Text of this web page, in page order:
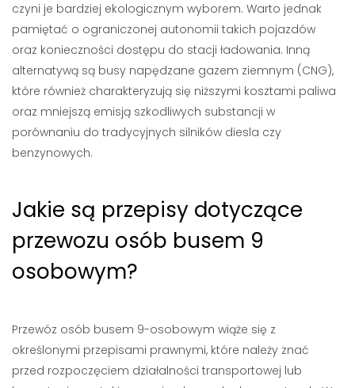
czyni je bardziej ekologicznym wyborem. Warto jednak
pamiętać o ograniczonej autonomii takich pojazdów
oraz konieczności dostępu do stacji ładowania. Inną
alternatywą są busy napędzane gazem ziemnym (CNG),
które również charakteryzują się niższymi kosztami paliwa
oraz mniejszą emisją szkodliwych substancji w
porównaniu do tradycyjnych silników diesla czy
benzynowych.
Jakie są przepisy dotyczące
przewozu osób busem 9
osobowym?
Przewóz osób busem 9-osobowym wiąże się z
określonymi przepisami prawnymi, które należy znać
przed rozpoczęciem działalności transportowej lub